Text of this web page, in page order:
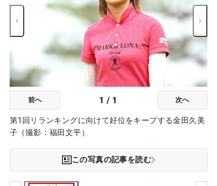
前へ 1 / 1 次へ
第1回リランキングに向けて好位をキープする金田久美
子（撮影：福田文平）
この写真の記事を読む